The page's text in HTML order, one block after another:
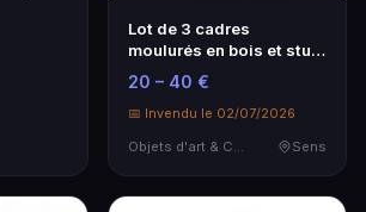
Lot de 3 cadres
moulurés en bois et stuc
dorés
20 – 40 €
📅 Invendu le 02/07/2026
Objets d'art & Curiosités
Sens